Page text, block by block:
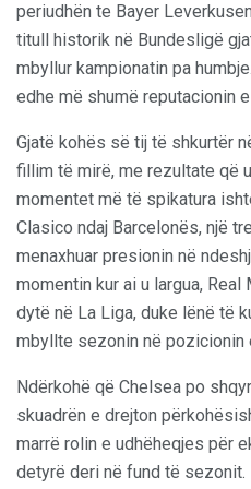
periudhën te Bayer
titull historik në Bundesligë
mbyllur kampionatin pa
edhe më shumë reputacionin
Gjatë kohës së tij të shkurtër
fillim të mirë, me rezultate që
momentet më të spikatura
Clasico ndaj Barcelonës, një
menaxhuar presionin në
momentin kur ai u largua,
dytë në La Liga, duke lënë të
mbyllte sezonin në pozicionin
Ndërkohë që Chelsea po
skuadrën e drejton
marrë rolin e udhëheqjes për
detyrë deri në fund të